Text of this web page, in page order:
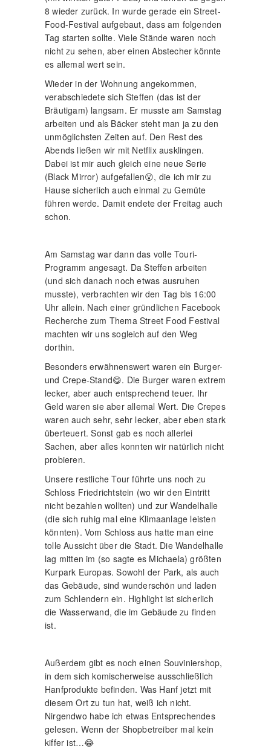
8 wieder zurück. In wurde gerade ein Street-
Food-Festival aufgebaut, dass am folgenden
Tag starten sollte. Viele Stände waren noch
nicht zu sehen, aber einen Abstecher könnte
es allemal wert sein.
Wieder in der Wohnung angekommen,
verabschiedete sich Steffen (das ist der
Bräutigam) langsam. Er musste am Samstag
arbeiten und als Bäcker steht man ja zu den
unmöglichsten Zeiten auf. Den Rest des
Abends ließen wir mit Netflix ausklingen.
Dabei ist mir auch gleich eine neue Serie
(Black Mirror) aufgefallen😮, die ich mir zu
Hause sicherlich auch einmal zu Gemüte
führen werde. Damit endete der Freitag auch
schon.
Am Samstag war dann das volle Touri-
Programm angesagt. Da Steffen arbeiten
(und sich danach noch etwas ausruhen
musste), verbrachten wir den Tag bis 16:00
Uhr allein. Nach einer gründlichen Facebook
Recherche zum Thema Street Food Festival
machten wir uns sogleich auf den Weg
dorthin.
Besonders erwähnenswert waren ein Burger-
und Crepe-Stand😋. Die Burger waren extrem
lecker, aber auch entsprechend teuer. Ihr
Geld waren sie aber allemal Wert. Die Crepes
waren auch sehr, sehr lecker, aber eben stark
überteuert. Sonst gab es noch allerlei
Sachen, aber alles konnten wir natürlich nicht
probieren.
Unsere restliche Tour führte uns noch zu
Schloss Friedrichtstein (wo wir den Eintritt
nicht bezahlen wollten) und zur Wandelhalle
(die sich ruhig mal eine Klimaanlage leisten
könnten). Vom Schloss aus hatte man eine
tolle Aussicht über die Stadt. Die Wandelhalle
lag mitten im (so sagte es Michaela) größten
Kurpark Europas. Sowohl der Park, als auch
das Gebäude, sind wunderschön und laden
zum Schlendern ein. Highlight ist sicherlich
die Wasserwand, die im Gebäude zu finden
ist.
Außerdem gibt es noch einen Souviniershop,
in dem sich komischerweise ausschließlich
Hanfprodukte befinden. Was Hanf jetzt mit
diesem Ort zu tun hat, weiß ich nicht.
Nirgendwo habe ich etwas Entsprechendes
gelesen. Wenn der Shopbetreiber mal kein
kiffer ist…😂